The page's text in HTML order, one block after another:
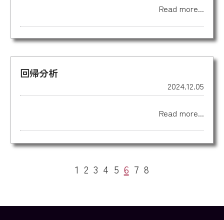
Read more...
回帰分析
2024.12.05
Read more...
1 2 3 4 5 6 7 8